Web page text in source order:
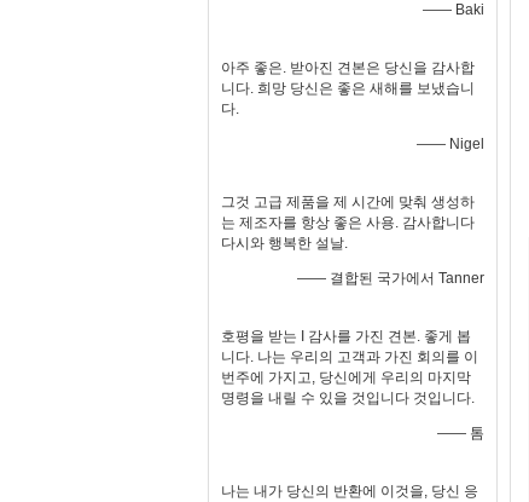
—— Baki
아주 좋은. 받아진 견본은 당신을 감사합
니다. 희망 당신은 좋은 새해를 보냈습니
다.
—— Nigel
그것 고급 제품을 제 시간에 맞춰 생성하
는 제조자를 항상 좋은 사용. 감사합니다
다시와 행복한 설날.
—— 결합된 국가에서 Tanner
호평을 받는 I 감사를 가진 견본. 좋게 봅
니다. 나는 우리의 고객과 가진 회의를 이
번주에 가지고, 당신에게 우리의 마지막
명령을 내릴 수 있을 것입니다 것입니다.
—— 톰
나는 내가 당신의 반환에 이것을, 당신 응